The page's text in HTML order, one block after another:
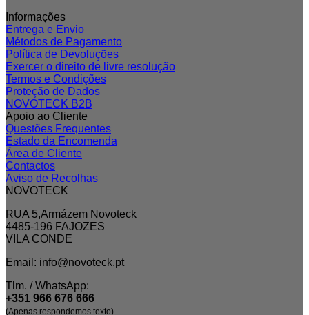
Informações
Entrega e Envio
Métodos de Pagamento
Política de Devoluções
Exercer o direito de livre resolução
Termos e Condições
Proteção de Dados
NOVOTECK B2B
Apoio ao Cliente
Questões Frequentes
Estado da Encomenda
Área de Cliente
Contactos
Aviso de Recolhas
NOVOTECK
RUA 5,Armázem Novoteck
4485-196 FAJOZES
VILA CONDE
Email: info@novoteck.pt
Tlm. / WhatsApp:
+351 966 676 666
(Apenas respondemos texto)